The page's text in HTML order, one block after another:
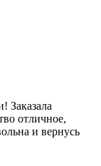
Заказала
отличное,
и вернусь